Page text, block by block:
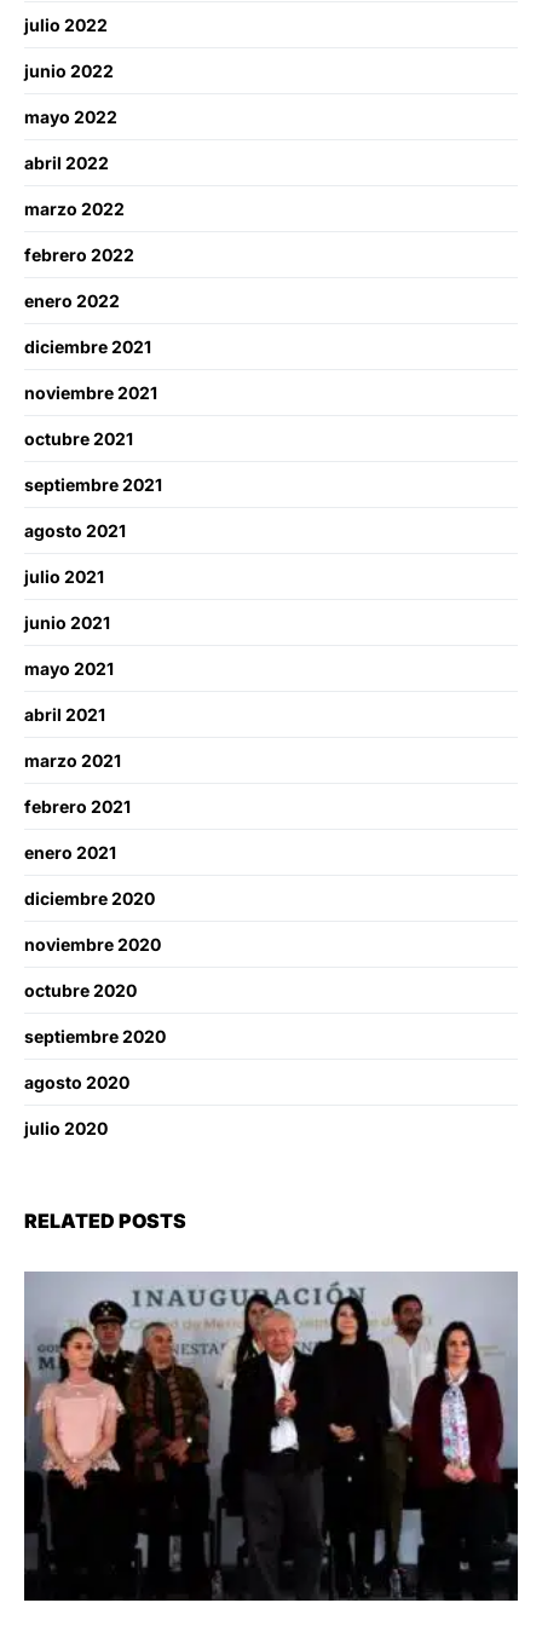
julio 2022
junio 2022
mayo 2022
abril 2022
marzo 2022
febrero 2022
enero 2022
diciembre 2021
noviembre 2021
octubre 2021
septiembre 2021
agosto 2021
julio 2021
junio 2021
mayo 2021
abril 2021
marzo 2021
febrero 2021
enero 2021
diciembre 2020
noviembre 2020
octubre 2020
septiembre 2020
agosto 2020
julio 2020
RELATED POSTS